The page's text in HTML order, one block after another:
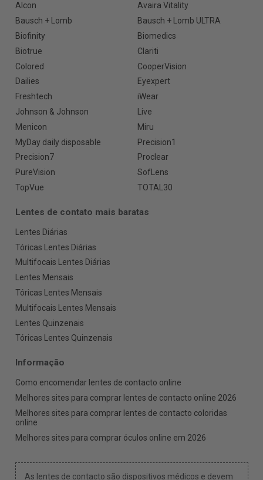
Alcon
Avaira Vitality
Bausch + Lomb
Bausch + Lomb ULTRA
Biofinity
Biomedics
Biotrue
Clariti
Colored
CooperVision
Dailies
Eyexpert
Freshtech
iWear
Johnson & Johnson
Live
Menicon
Miru
MyDay daily disposable
Precision1
Precision7
Proclear
PureVision
SofLens
TopVue
TOTAL30
Lentes de contato mais baratas
Lentes Diárias
Tóricas Lentes Diárias
Multifocais Lentes Diárias
Lentes Mensais
Tóricas Lentes Mensais
Multifocais Lentes Mensais
Lentes Quinzenais
Tóricas Lentes Quinzenais
Informação
Como encomendar lentes de contacto online
Melhores sites para comprar lentes de contacto online 2026
Melhores sites para comprar lentes de contacto coloridas
online
Melhores sites para comprar óculos online em 2026
As lentes de contacto são dispositivos médicos e devem